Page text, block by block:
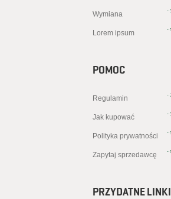
Wymiana
Lorem ipsum
POMOC
Regulamin
Jak kupować
Polityka prywatności
Zapytaj sprzedawcę
PRZYDATNE LINKI